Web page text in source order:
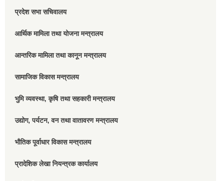
प्रदेश सभा सचिवालय
आर्थिक मामिला तथा योजना मन्त्रालय
आन्तरिक मामिला तथा कानून मन्त्रालय
सामाजिक विकास मन्त्रालय
भुमि व्यवस्था, कृषि तथा सहकारी मन्त्रालय
उद्योग, पर्यटन, वन तथा वातावरण मन्त्रालय
भौतिक पूर्वाधार विकास मन्त्रालय
प्रादेशिक लेखा नियन्त्रक कार्यालय